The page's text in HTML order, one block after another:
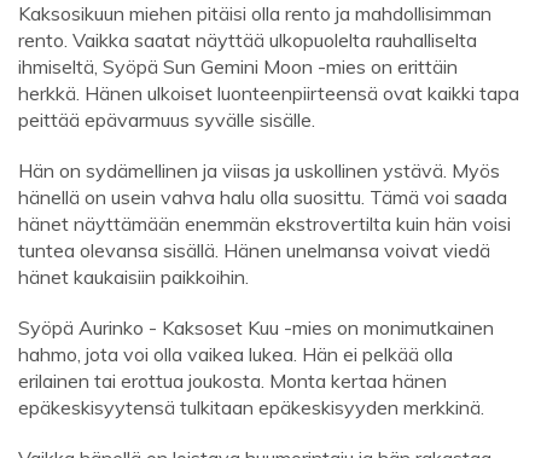
Kaksosikuun miehen pitäisi olla rento ja mahdollisimman
rento. Vaikka saatat näyttää ulkopuolelta rauhalliselta
ihmiseltä, Syöpä Sun Gemini Moon -mies on erittäin
herkkä. Hänen ulkoiset luonteenpiirteensä ovat kaikki tapa
peittää epävarmuus syvälle sisälle.
Hän on sydämellinen ja viisas ja uskollinen ystävä. Myös
hänellä on usein vahva halu olla suosittu. Tämä voi saada
hänet näyttämään enemmän ekstrovertilta kuin hän voisi
tuntea olevansa sisällä. Hänen unelmansa voivat viedä
hänet kaukaisiin paikkoihin.
Syöpä Aurinko - Kaksoset Kuu -mies on monimutkainen
hahmo, jota voi olla vaikea lukea. Hän ei pelkää olla
erilainen tai erottua joukosta. Monta kertaa hänen
epäkeskisyytensä tulkitaan epäkeskisyyden merkkinä.